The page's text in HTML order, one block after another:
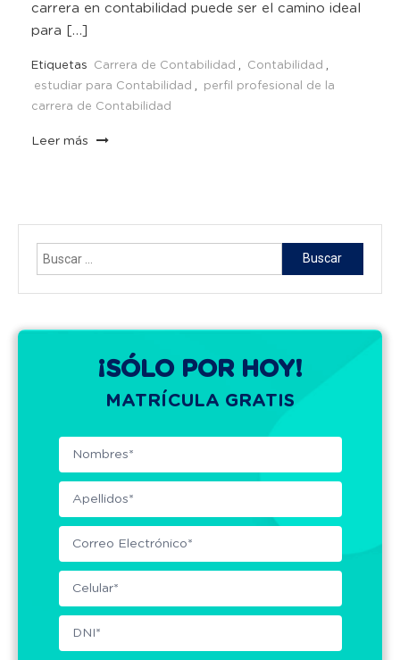
carrera en contabilidad puede ser el camino ideal
para […]
Etiquetas Carrera de Contabilidad , Contabilidad ,
estudiar para Contabilidad ,
perfil profesional de la
carrera de Contabilidad
Leer más
Buscar:
¡SÓLO POR HOY!
MATRÍCULA GRATIS